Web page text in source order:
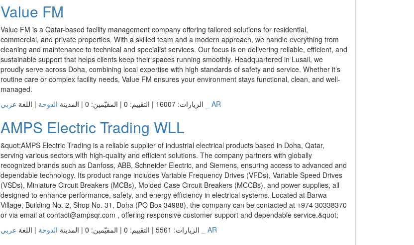
Value FM
Value FM is a Qatar-based facility management company offering tailored solutions for residential,
commercial, and private properties. With a skilled team and a modern approach, we handle everything from
cleaning and maintenance to technical and specialist services. Our focus is on delivering reliable, efficient, and
sustainable support that helps clients keep their spaces running smoothly. Headquartered in Lusail, we
proudly serve across Doha, combining local expertise with high standards of safety and service. Whether it’s
routine care or complex facility needs, Value FM ensures your environment stays functional, clean, and well-
managed.
الزيارات: 16007 | التقييم: 0 | المقيّمين: 0 | المدينة
الدوحة | اللغة عربي _ AR
AMPS Electric Trading WLL
&quot;AMPS Electric Trading is a reliable supplier of industrial electrical products based in Doha, Qatar,
serving various sectors with high-quality and efficient solutions. The company partners with globally
recognized brands such as Danfoss, ABB, Schneider Electric, and Siemens, ensuring access to advanced and
dependable technology. Its product range includes Variable Frequency Drives (VFDs), Variable Speed Drives
(VSDs), Miniature Circuit Breakers (MCBs), Molded Case Circuit Breakers (MCCBs), and power supplies, all
designed to enhance performance, safety, and energy efficiency in electrical systems. Located at Barwa
Village, Building No. 2, Shop No. 31, Doha (PO Box 34988), the company can be contacted at +974 30338370
or via email at contact@ampsqr.com , offering responsive customer support and dependable service.&quot;
الزيارات: 5561 | التقييم: 0 | المقيّمين: 0 | المدينة
الدوحة | اللغة عربي _ AR